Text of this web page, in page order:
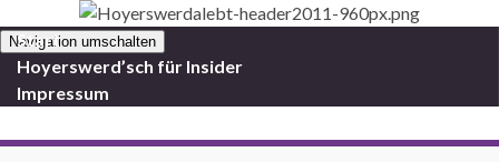
Navigation umschalten
Start
Hoyerswerd’sch für Insider
Impressum